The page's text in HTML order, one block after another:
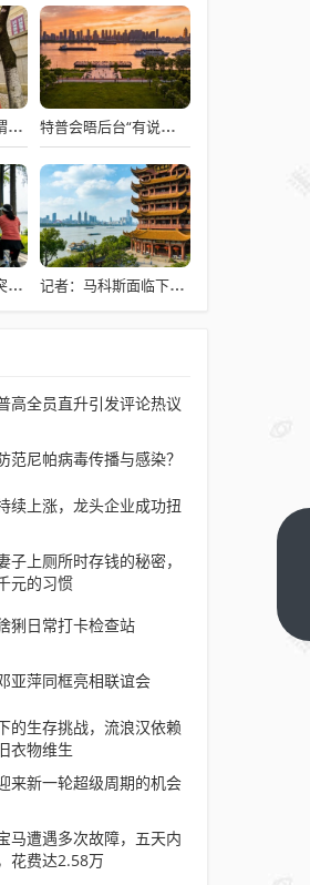
中方对印方涉台所谓“澄清”感到意外 特普会晤后台“有说有笑”愉快交流
张晋自曝国外旅行突发心脏病险丧命 记者：马科斯面临下台危机
高全员直升引发评论热议
范尼帕病毒传播与感染？
续上涨，龙头企业成功扭
子上厕所时存钱的秘密，
元的习惯
猁日常打卡检查站
亚萍同框亮相联谊会
的生存挑战，流浪汉依赖
衣物维生
来新一轮超级周期的机会
马遭遇多次故障，五天内
花费达2.58万